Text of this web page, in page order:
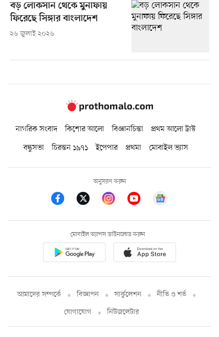
বড় লোকসান থেকে মুনাফায়
ফিরেছে সিঙ্গার বাংলাদেশ
২৬ জুলাই ২০২৬
নাগরিক সংবাদ কিশোর আলো বিজ্ঞানচিন্তা
প্রথম আলো ট্রাস্ট
বন্ধুসভা
চিরন্তন ১৯৭১ ইপেপার প্রথমা মোবাইল ভ্যাস
অনুসরণ করুন
মোবাইল অ্যাপস ডাউনলোড করুন
আমাদের সম্পর্কে বিজ্ঞাপন সার্কুলেশন
নীতি ও শর্ত
যোগাযোগ
নিউজলেটার